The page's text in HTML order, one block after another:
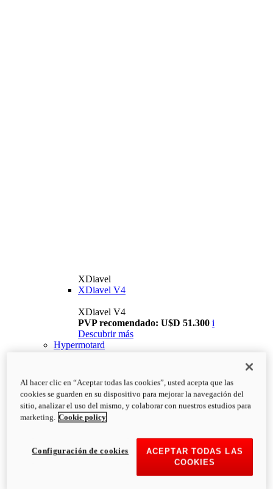
XDiavel
XDiavel V4
XDiavel V4
PVP recomendado: U$D 51.300 i
Descubrir más
Hypermotard
Al hacer clic en “Aceptar todas las cookies”, usted acepta que las
cookies se guarden en su dispositivo para mejorar la navegación del
sitio, analizar el uso del mismo, y colaborar con nuestros estudios para
marketing. Cookie policy
ACEPTAR TODAS LAS
COOKIES
Configuración de cookies